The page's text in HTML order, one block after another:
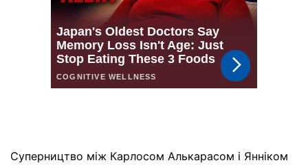
Суперництво між Карлосом Алькарасом і Янніком